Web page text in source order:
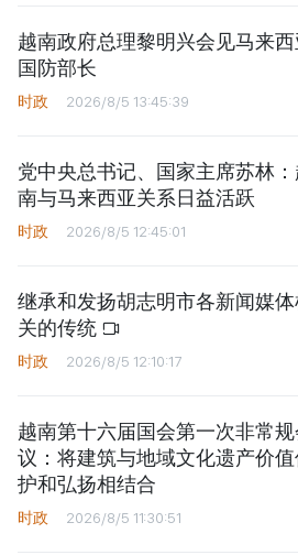
越南政府总理黎明兴会见马来西
国防部长
时政 2026/8/5 13:45:39
党中央总书记、国家主席苏林：
南与马来西亚关系日益活跃
时政 2026/8/5 12:45:01
继承和发扬胡志明市各新闻媒
关的传统
时政 2026/8/5 12:10:17
越南第十六届国会第一次非常规
议：将建筑与地域文化遗产价值
护和弘扬相结合
时政 2026/8/5 11:30:51